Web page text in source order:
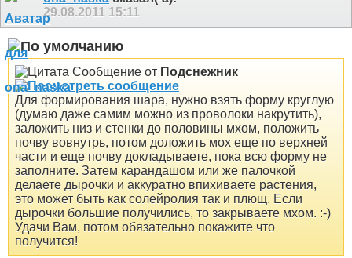
29.08.2011 15:11
Сообщение от Подснежник
Для формирования шара, нужно взять форму круглую
(думаю даже самим можно из проволоки накрутить),
заложить низ и стенки до половины мхом, положить
почву вовнутрь, потом доложить мох еще по верхней
части и еще почву докладываете, пока всю форму не
заполните. Затем карандашом или же палочкой
делаете дырочки и аккуратно впихиваете растения,
это может быть как солейролия так и плющ. Если
дырочки большие получились, то закрываете мхом. :-)
Удачи Вам, потом обязательно покажите что
получится!